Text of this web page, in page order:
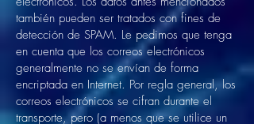
también pueden ser tratados con fines de
detección de SPAM. Le pedimos que tenga
en cuenta que los correos electrónicos
generalmente no se envían de forma
encriptada en Internet. Por regla general, los
correos electrónicos se cifran durante el
transporte, pero (a menos que se utilice un